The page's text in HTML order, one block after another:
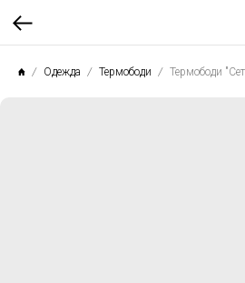
Одежда Термободи Термободи